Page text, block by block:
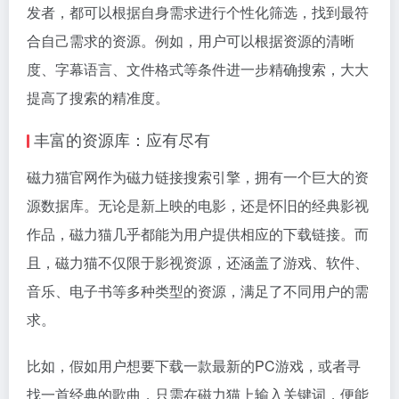
发者，都可以根据自身需求进行个性化筛选，找到最符
合自己需求的资源。例如，用户可以根据资源的清晰
度、字幕语言、文件格式等条件进一步精确搜索，大大
提高了搜索的精准度。
丰富的资源库：应有尽有
磁力猫官网作为磁力链接搜索引擎，拥有一个巨大的资
源数据库。无论是新上映的电影，还是怀旧的经典影视
作品，磁力猫几乎都能为用户提供相应的下载链接。而
且，磁力猫不仅限于影视资源，还涵盖了游戏、软件、
音乐、电子书等多种类型的资源，满足了不同用户的需
求。
比如，假如用户想要下载一款最新的PC游戏，或者寻
找一首经典的歌曲，只需在磁力猫上输入关键词，便能